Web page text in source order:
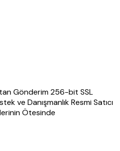
Gönderim 256-bit SSL
ve Danışmanlık Resmi Satıcı
Ötesinde